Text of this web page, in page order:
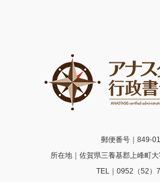
郵便番号｜849-
所在地｜佐賀県三養基郡上峰町
TEL｜0952（52）